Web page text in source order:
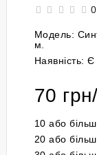
Модель:
м.
Наявність: Є
70
10 або
20 або